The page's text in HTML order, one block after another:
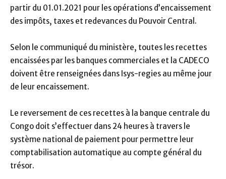
partir du 01.01.2021 pour les opérations d’encaissement
des impôts, taxes et redevances du Pouvoir Central.
Selon le communiqué du ministère, toutes les recettes
encaissées par les banques commerciales et la CADECO
doivent être renseignées dans Isys-regies au même jour
de leur encaissement.
Le reversement de ces recettes à la banque centrale du
Congo doit s’effectuer dans 24 heures à travers le
système national de paiement pour permettre leur
comptabilisation automatique au compte général du
trésor.